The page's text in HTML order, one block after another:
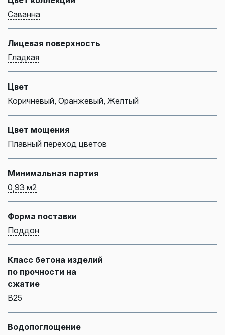
Саванна
Лицевая поверхность
Гладкая
Цвет
Коричневый Оранжевый Желтый
Цвет мощения
Плавный переход цветов
Минимальная партия
0,93 м2
Форма поставки
Поддон
Класс бетона изделий
по прочности на
сжатие
B25
Водопоглощение